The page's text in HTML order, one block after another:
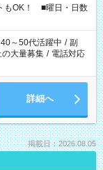
もOK！ ■曜日・日数
40～50代活躍中 / 副
の大量募集 / 電話対応
詳細へ
掲載日：2026.08.05